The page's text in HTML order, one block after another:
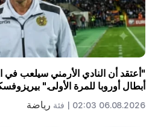
"أعتقد أن النادي الأرمني سيلعب في
أبطال أوروبا للمرة الأولى."
06.08.2026 02:03 | فئة رياضة